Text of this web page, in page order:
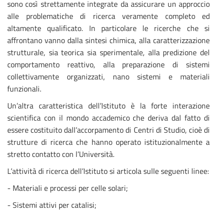
sono così strettamente integrate da assicurare un approccio
alle problematiche di ricerca veramente completo ed
altamente qualificato. In particolare le ricerche che si
affrontano vanno dalla sintesi chimica, alla caratterizzazione
strutturale, sia teorica sia sperimentale, alla predizione del
comportamento reattivo, alla preparazione di sistemi
collettivamente organizzati, nano sistemi e materiali
funzionali.
Un’altra caratteristica dell’Istituto è la forte interazione
scientifica con il mondo accademico che deriva dal fatto di
essere costituito dall’accorpamento di Centri di Studio, cioè di
strutture di ricerca che hanno operato istituzionalmente a
stretto contatto con l’Università.
L’attività di ricerca dell’Istituto si articola sulle seguenti linee:
- Materiali e processi per celle solari;
- Sistemi attivi per catalisi;